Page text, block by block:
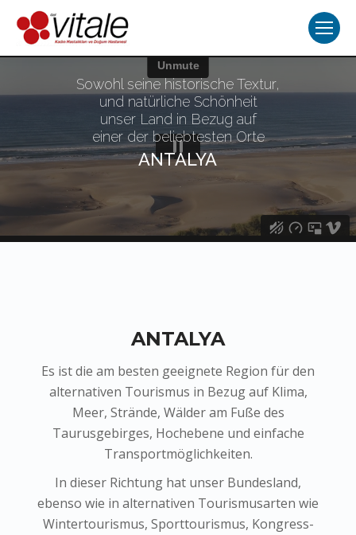
ANTALYA
Sowohl seine historische Textur,
und natürliche Schönheit
unser Land in Bezug auf
einer der beliebtesten Orte
ANTALYA
Es ist die am besten geeignete Region für den
alternativen Tourismus in Bezug auf Klima,
Meer, Strände, Wälder am Fuße des
Taurusgebirges, Hochebene und einfache
Transportmöglichkeiten.
In dieser Richtung hat unser Bundesland,
ebenso wie in alternativen Tourismusarten wie
Wintertourismus, Sporttourismus, Kongress-